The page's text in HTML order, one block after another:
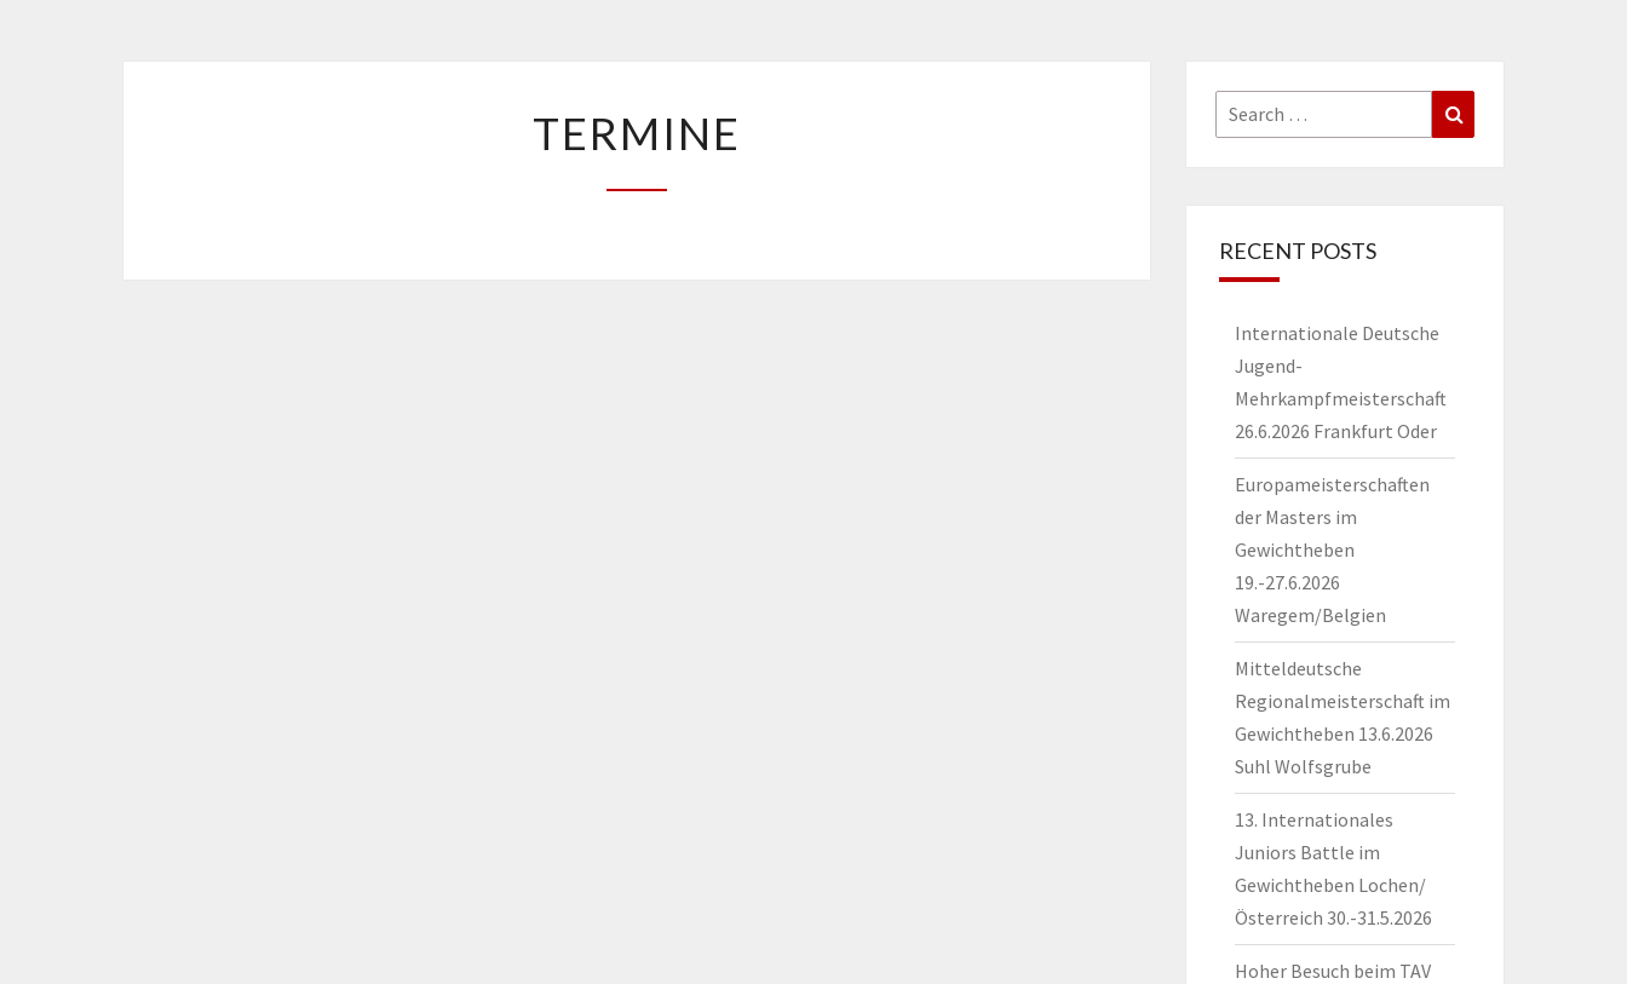
TERMINE
Search
for:
RECENT POSTS
Internationale Deutsche
Jugend-
Mehrkampfmeisterschaft
26.6.2026 Frankfurt Oder
Europameisterschaften
der Masters im
Gewichtheben
19.-27.6.2026
Waregem/Belgien
Mitteldeutsche
Regionalmeisterschaft im
Gewichtheben 13.6.2026
Suhl Wolfsgrube
13. Internationales
Juniors Battle im
Gewichtheben Lochen/
Österreich 30.-31.5.2026
Hoher Besuch beim TAV